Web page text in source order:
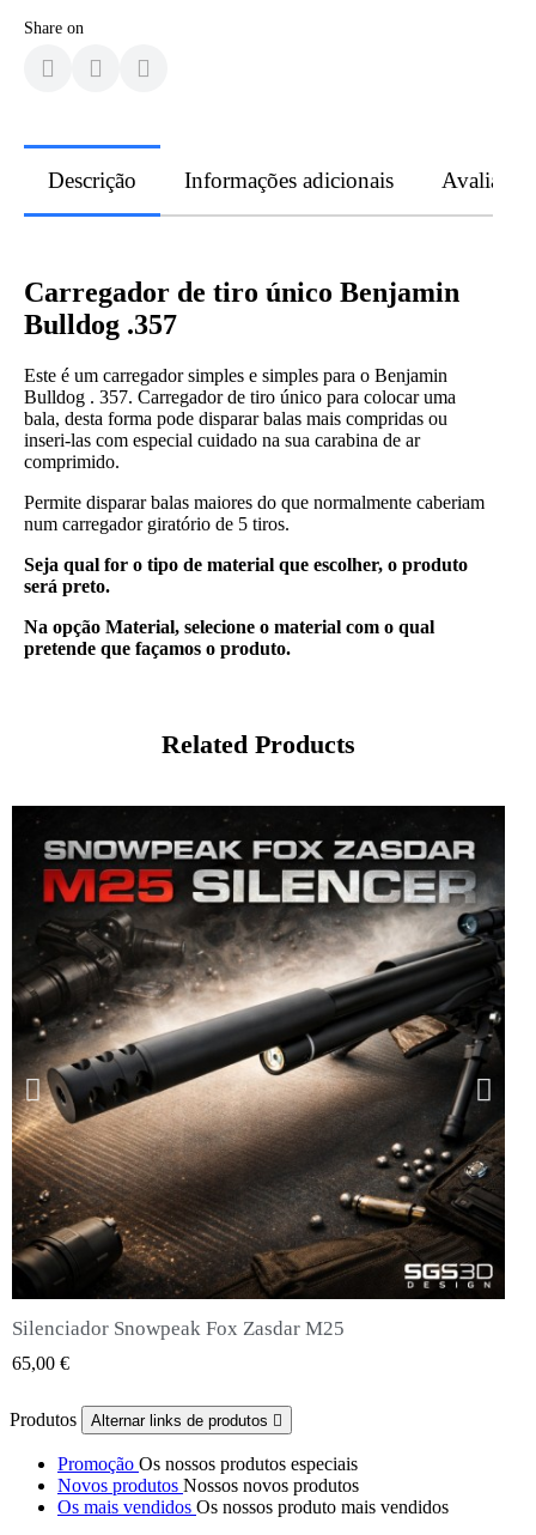
Share on
Descrição Informações adicionais
Carregador de tiro único Benjamin
Bulldog .357
Este é um carregador simples e simples para o Benjamin
Bulldog . 357. Carregador de tiro único para colocar uma
bala, desta forma pode disparar balas mais compridas ou
inseri-las com especial cuidado na sua carabina de ar
comprimido.
Permite disparar balas maiores do que normalmente caberiam
num carregador giratório de 5 tiros.
Seja qual for o tipo de material que escolher, o produto
será preto.
Na opção Material, selecione o material com o qual
pretende que façamos o produto.
Related Products
QUICK VIEW
Silenciador Snowpeak Fox Zasdar M25
65,00 €
Produtos Alternar links de produtos 
Promoção Os nossos produtos especiais
Novos produtos Nossos novos produtos
Os mais vendidos Os nossos produto mais vendidos